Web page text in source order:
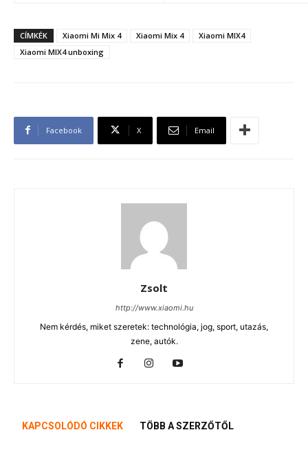
CÍMKÉK Xiaomi Mi Mix 4 Xiaomi Mix 4
Xiaomi MIX4
Xiaomi MIX4 unboxing
Facebook X Email
Zsolt
http://www.xiaomi.hu
Nem kérdés, miket szeretek: technológia, jog, sport, utazás,
zene, autók.
KAPCSOLÓDÓ CIKKEK TÖBB A SZERZŐTŐL